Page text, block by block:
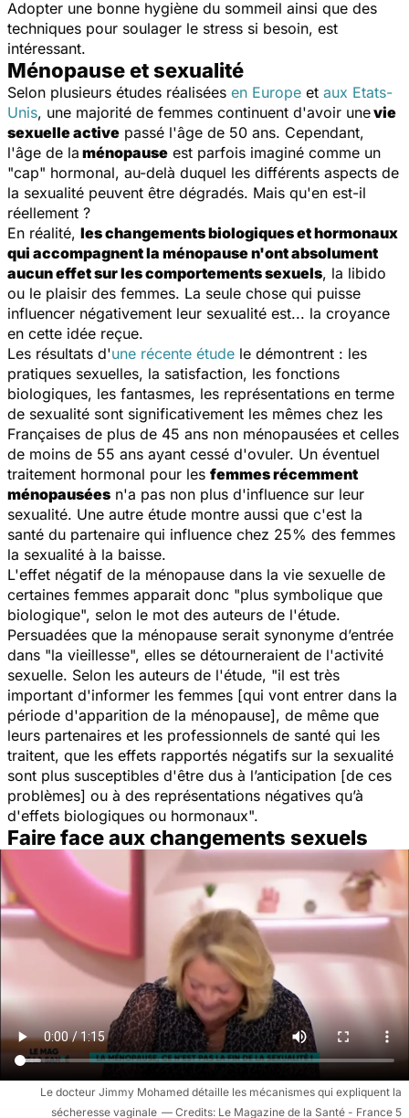
Adopter une bonne hygiène du sommeil ainsi que des
techniques pour soulager le stress si besoin, est
intéressant.
Ménopause et sexualité
Selon plusieurs études réalisées en Europe et aux Etats-
Unis, une majorité de femmes continuent d'avoir unevie
sexuelle active passé l'âge de 50 ans. Cependant,
l'âge de la ménopause est parfois imaginé comme un
"cap" hormonal, au-delà duquel les différents aspects de
la sexualité peuvent être dégradés. Mais qu'en est-il
réellement ?
En réalité, les changements biologiques et hormonaux
qui accompagnent la ménopause n'ont absolument
aucun effet sur les comportements sexuels, la libido
ou le plaisir des femmes. La seule chose qui puisse
influencer négativement leur sexualité est... la croyance
en cette idée reçue.
Les résultats d'une récente étude le démontrent : les
pratiques sexuelles, la satisfaction, les fonctions
biologiques, les fantasmes, les représentations en terme
de sexualité sont significativement les mêmes chez les
Françaises de plus de 45 ans non ménopausées et celles
de moins de 55 ans ayant cessé d'ovuler. Un éventuel
traitement hormonal pour les femmes récemment
ménopausées n'a pas non plus d'influence sur leur
sexualité. Une autre étude montre aussi que c'est la
santé du partenaire qui influence chez 25% des femmes
la sexualité à la baisse.
L'effet négatif de la ménopause dans la vie sexuelle de
certaines femmes apparait donc "plus symbolique que
biologique", selon le mot des auteurs de l'étude.
Persuadées que la ménopause serait synonyme d’entrée
dans "la vieillesse", elles se détourneraient de l'activité
sexuelle. Selon les auteurs de l'étude, "il est très
important d'informer les femmes [qui vont entrer dans la
période d'apparition de la ménopause], de même que
leurs partenaires et les professionnels de santé qui les
traitent, que les effets rapportés négatifs sur la sexualité
sont plus susceptibles d'être dus à l’anticipation [de ces
problèmes] ou à des représentations négatives qu’à
d'effets biologiques ou hormonaux".
Faire face aux changements sexuels
Le docteur Jimmy Mohamed détaille les mécanismes qui expliquent la
sécheresse vaginale
Le Magazine de la Santé - France 5